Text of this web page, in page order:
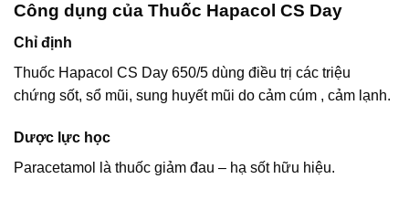
Công dụng của Thuốc Hapacol CS Day
Chỉ định
Thuốc Hapacol CS Day 650/5 dùng điều trị các triệu
chứng sốt, sổ mũi, sung huyết mũi do cảm cúm , cảm lạnh.
Dược lực học
Paracetamol là thuốc giảm đau – hạ sốt hữu hiệu.